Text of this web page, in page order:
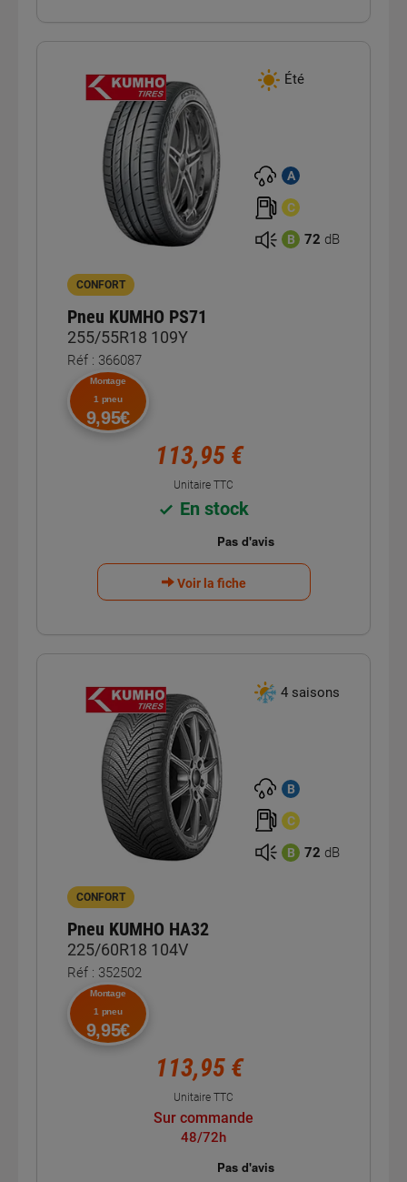
Été
A
C
B 72 dB
CONFORT
Pneu KUMHO PS71
255/55R18 109Y
Réf : 366087
Montage
1 pneu
9,95€
113,95 €
Unitaire TTC
En stock
Voir la fiche
4 saisons
B
C
B 72 dB
CONFORT
Pneu KUMHO HA32
225/60R18 104V
Réf : 352502
Montage
1 pneu
9,95€
113,95 €
Unitaire TTC
Sur commande
48/72h